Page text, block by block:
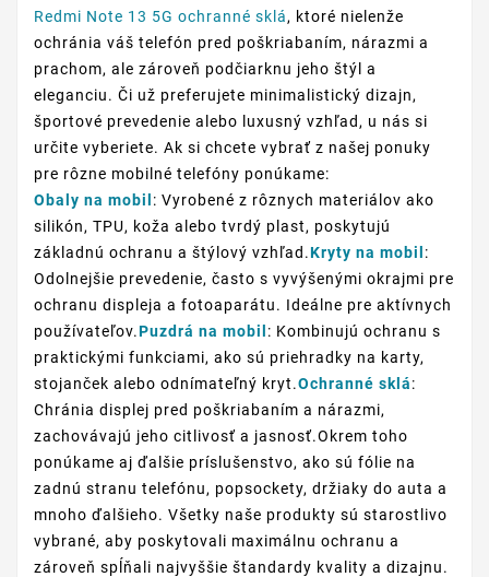
Redmi Note 13 5G ochranné sklá, ktoré nielenže
ochránia váš telefón pred poškriabaním, nárazmi a
prachom, ale zároveň podčiarknu jeho štýl a
eleganciu. Či už preferujete minimalistický dizajn,
športové prevedenie alebo luxusný vzhľad, u nás si
určite vyberiete. Ak si chcete vybrať z našej ponuky
pre rôzne mobilné telefóny ponúkame:
Obaly na mobil : Vyrobené z rôznych materiálov ako
silikón, TPU, koža alebo tvrdý plast, poskytujú
základnú ochranu a štýlový vzhľad.Kryty na mobil :
Odolnejšie prevedenie, často s vyvýšenými okrajmi pre
ochranu displeja a fotoaparátu. Ideálne pre aktívnych
používateľov.Puzdrá na mobil : Kombinujú ochranu s
praktickými funkciami, ako sú priehradky na karty,
stojanček alebo odnímateľný kryt.Ochranné sklá:
Chránia displej pred poškriabaním a nárazmi,
zachovávajú jeho citlivosť a jasnosť.Okrem toho
ponúkame aj ďalšie príslušenstvo, ako sú fólie na
zadnú stranu telefónu, popsockety, držiaky do auta a
mnoho ďalšieho. Všetky naše produkty sú starostlivo
vybrané, aby poskytovali maximálnu ochranu a
zároveň spĺňali najvyššie štandardy kvality a dizajnu.